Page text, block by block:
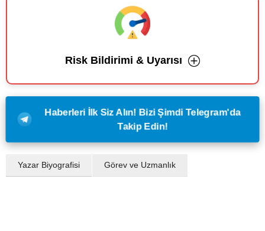
Risk Bildirimi & Uyarısı
Haberleri İlk Siz Alın! Bizi Şimdi Telegram'da
Takip Edin!
Yazar Biyografisi Görev ve Uzmanlık